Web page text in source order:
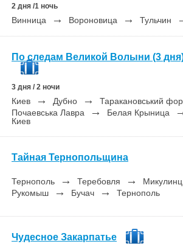
2 дня /1 ночь
Винница → Вороновица → Тульчин
По следам Великой Волыни (3
3 дня / 2 ночи
Киев → Дубно →
Таракановський
Почаевська Лавра
→ Белая Крыница
Киев
Тайная Тернопольщина
Тернополь → Теребовля →
Рукомыш
→ Бучач → Тернополь
Чудесное Закарпатье